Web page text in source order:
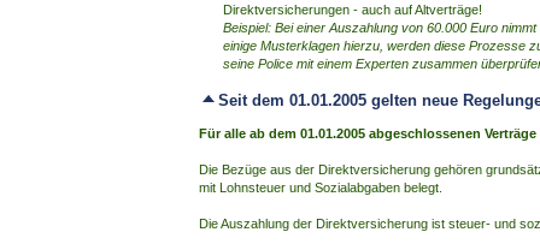
Direktversicherungen - auch auf Altverträge!
Beispiel: Bei einer Auszahlung von 60.000 Euro
einige Musterklagen hierzu, werden diese Prozesse
seine Police mit einem Experten zusammen
Seit dem 01.01.2005 gelten neue
Für alle ab dem 01.01.2005 abgeschlossenen
Die Bezüge aus der Direktversicherung gehören
mit Lohnsteuer und Sozialabgaben belegt.
Die Auszahlung der Direktversicherung ist steuer- und